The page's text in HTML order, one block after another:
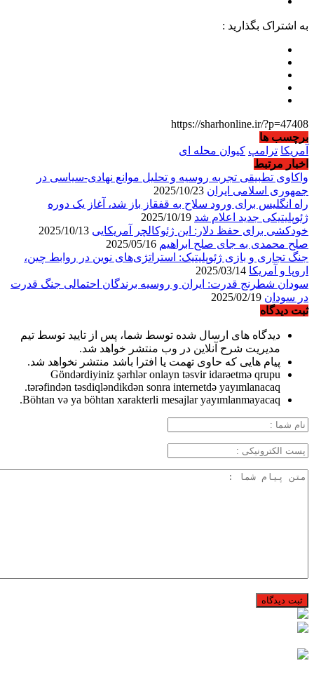
به اشتراک بگذارید :
https://sharhonline.ir/?p=47408
برچسب ها
آمریکا ترامپ کیوان محله ای
اخبار مرتبط
واکاوی تطبیقی تجربه روسیه و تحلیل موانع نهادی-سیاسی در
جمهوری اسلامی ایران
راه انگلیس برای ورود سلاح به قفقاز باز شد، آغاز یک دوره
ژئوپلیتیکی جدید اعلام شد
خودکشی برای حفظ دلار: این ژئوکالچر آمریکایی
صلح محمدی به جای صلح ابراهیم
جنگ تجاری و بازی ژئوپلیتیک: استراتژی‌های نوین در روابط چین،
اروپا و آمریکا
سودان شطرنج قدرت: ایران و روسیه برندگان احتمالی جنگ قدرت
در سودان
ثبت دیدگاه
دیدگاه های ارسال شده توسط شما، پس از تایید توسط تیم
مدیریت شرح آنلاین در وب منتشر خواهد شد.
پیام هایی که حاوی تهمت یا افترا باشد منتشر نخواهد شد.
Göndərdiyiniz şərhlər onlayn təsvir idarəetmə qrupu
tərəfindən təsdiqləndikdən sonra internetdə yayımlanacaq.
Böhtan və ya böhtan xarakterli mesajlar yayımlanmayacaq.